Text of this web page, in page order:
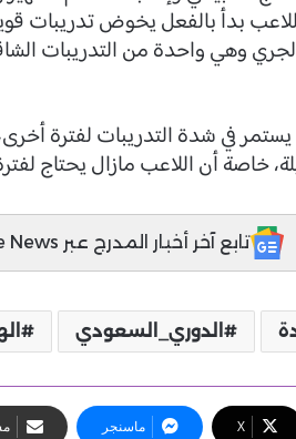
اللاعب بدأ بالفعل يخوض تدريبات
وهي واحدة من التدريبات
في شدة التدريبات لفترة
خاصة أن اللاعب مازال يحتاج
تابع آخر أخبار المدرج عبر Google News
الدوري_السعودي
X ماسنجر